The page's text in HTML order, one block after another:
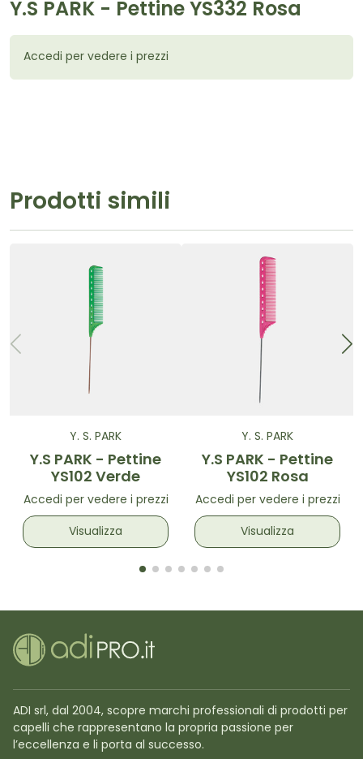
Y.S PARK - Pettine YS332 Rosa
Accedi per vedere i prezzi
Prodotti simili
Y. S. PARK
Y.S PARK - Pettine
YS102 Verde
Accedi per vedere i prezzi
Visualizza
Y. S. PARK
Y.S PARK - Pettine
YS102 Rosa
Accedi per vedere i prezzi
Visualizza
ADI srl, dal 2004, scopre marchi professionali di prodotti per
capelli che rappresentano la propria passione per
l’eccellenza e li porta al successo.